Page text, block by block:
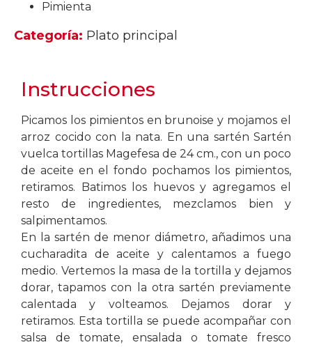
Pimienta
Categoría: Plato principal
Instrucciones
Picamos los pimientos en brunoise y mojamos el
arroz cocido con la nata. En una sartén Sartén
vuelca tortillas Magefesa de 24 cm., con un poco
de aceite en el fondo pochamos los pimientos,
retiramos. Batimos los huevos y agregamos el
resto de ingredientes, mezclamos bien y
salpimentamos.
En la sartén de menor diámetro, añadimos una
cucharadita de aceite y calentamos a fuego
medio. Vertemos la masa de la tortilla y dejamos
dorar, tapamos con la otra sartén previamente
calentada y volteamos. Dejamos dorar y
retiramos. Esta tortilla se puede acompañar con
salsa de tomate, ensalada o tomate fresco